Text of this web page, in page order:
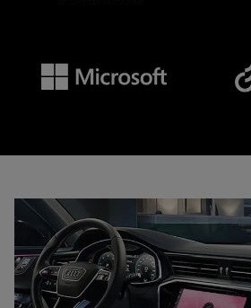
Microsoft